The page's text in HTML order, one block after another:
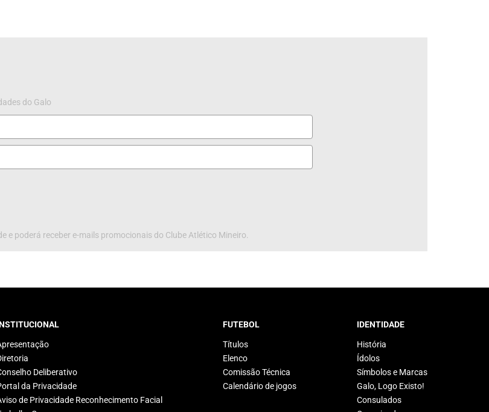
do Galo
e poderá receber e-mails promocionais do Clube Atlético Mineiro.
Deliberativo
da Privacidade
de Privacidade Reconhecimento Facial
FUTEBOL
Títulos
Elenco
Comissão Técnica
Calendário de jogos
IDENTIDADE
História
Ídolos
Símbolos e Marcas
Galo, Logo Existo!
Consulados